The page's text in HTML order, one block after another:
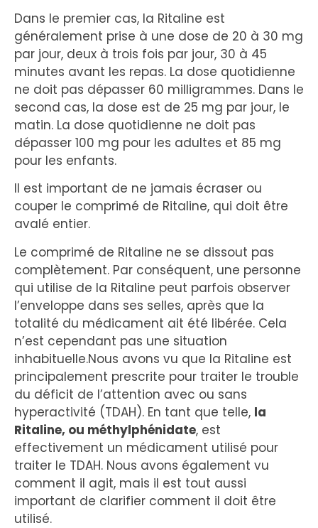
Dans le premier cas, la Ritaline est
généralement prise à une dose de 20 à 30 mg
par jour, deux à trois fois par jour, 30 à 45
minutes avant les repas. La dose quotidienne
ne doit pas dépasser 60 milligrammes. Dans le
second cas, la dose est de 25 mg par jour, le
matin. La dose quotidienne ne doit pas
dépasser 100 mg pour les adultes et 85 mg
pour les enfants.
Il est important de ne jamais écraser ou
couper le comprimé de Ritaline, qui doit être
avalé entier.
Le comprimé de Ritaline ne se dissout pas
complètement. Par conséquent, une personne
qui utilise de la Ritaline peut parfois observer
l’enveloppe dans ses selles, après que la
totalité du médicament ait été libérée. Cela
n’est cependant pas une situation
inhabituelle.Nous avons vu que la Ritaline est
principalement prescrite pour traiter le trouble
du déficit de l’attention avec ou sans
hyperactivité (TDAH). En tant que telle, la
Ritaline, ou méthylphénidate, est
effectivement un médicament utilisé pour
traiter le TDAH. Nous avons également vu
comment il agit, mais il est tout aussi
important de clarifier comment il doit être
utilisé.